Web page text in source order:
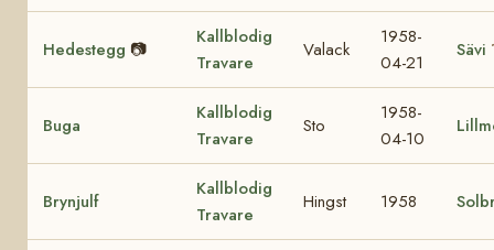
Hedestegg 📷
Kallblodig
Travare
Valack
1958-
04-21
Sävi
Buga
Kallblodig
Travare
Sto
1958-
04-10
Brynjulf
Kallblodig
Travare
Hingst 1958